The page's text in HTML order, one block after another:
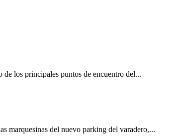
los principales puntos de encuentro del...
marquesinas del nuevo parking del varadero,...